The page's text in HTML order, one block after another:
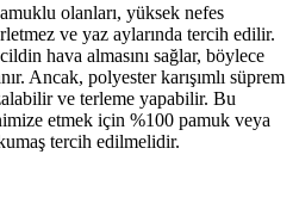
olanları, yüksek nefes
ve yaz aylarında tercih edilir.
hava almasını sağlar, böylece
Ancak, polyester karışımlı süprem
ve terleme yapabilir. Bu
etmek için %100 pamuk veya
tercih edilmelidir.